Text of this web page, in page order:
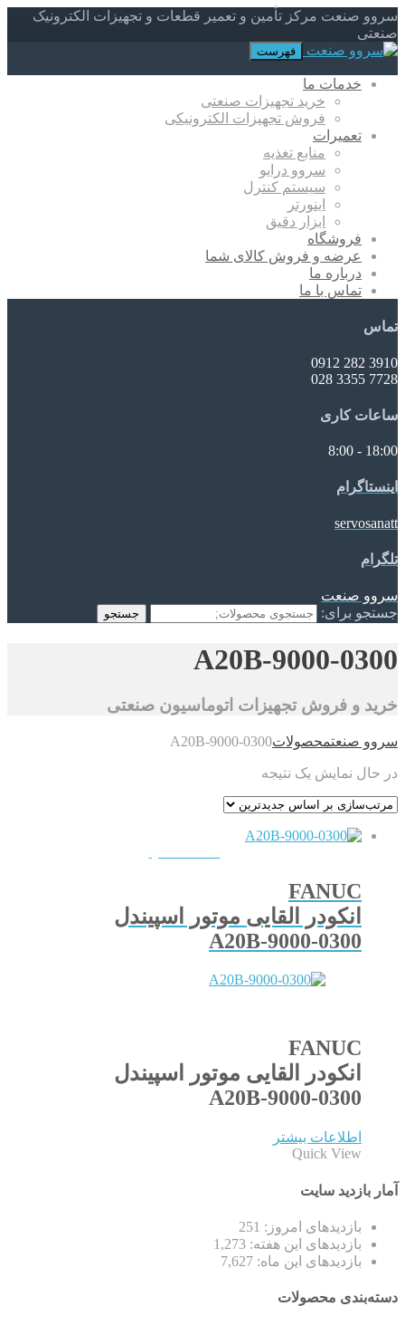
سروو صنعت مرکز تأمین و تعمیر قطعات و تجهیزات الکترونیک
صنعتی
فهرست
خدمات ما
خرید تجهیزات صنعتی
فروش تجهیزات الکترونیکی
تعمیرات
منابع تغذیه
سروو درایو
سیستم کنترل
اینورتر
ابزار دقیق
فروشگاه
عرضه و فروش کالای شما
درباره ما
تماس با ما
تماس
3910 282 0912
7728 3355 028
ساعات کاری
18:00 - 8:00
اینستاگرام
servosanatt
تلگرام
سروو صنعت
جستجو برای:
جستجو
A20B-9000-0300
خرید و فروش تجهیزات اتوماسیون صنعتی
سروو صنعتمحصولاتA20B-9000-0300
در حال نمایش یک نتیجه
FANUC
انکودر القایی موتور اسپیندل
A20B-9000-0300
FANUC
انکودر القایی موتور اسپیندل
A20B-9000-0300
اطلاعات بیشتر
Quick View
آمار بازدید سایت
بازدیدهای امروز: 251
بازدیدهای این هفته: 1,273
بازدیدهای این ماه: 7,627
دسته‌بندی محصولات